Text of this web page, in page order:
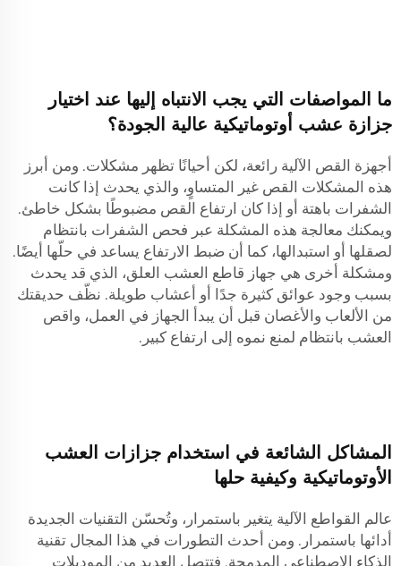
ما المواصفات التي يجب الانتباه إليها عند اختيار
جزازة عشب أوتوماتيكية عالية الجودة؟
أجهزة القص الآلية رائعة، لكن أحيانًا تظهر مشكلات. ومن أبرز
هذه المشكلات القص غير المتساوٍ، والذي يحدث إذا كانت
الشفرات باهتة أو إذا كان ارتفاع القص مضبوطًا بشكل خاطئ.
ويمكنك معالجة هذه المشكلة عبر فحص الشفرات بانتظام
لصقلها أو استبدالها، كما أن ضبط الارتفاع يساعد في حلّها أيضًا.
ومشكلة أخرى هي جهاز قاطع العشب العلق، الذي قد يحدث
بسبب وجود عوائق كثيرة جدًا أو أعشاب طويلة. نظّف حديقتك
من الألعاب والأغصان قبل أن يبدأ الجهاز في العمل، واقص
العشب بانتظام لمنع نموه إلى ارتفاع كبير.
المشاكل الشائعة في استخدام جزازات العشب
الأوتوماتيكية وكيفية حلها
عالم القواطع الآلية يتغير باستمرار، وتُحسّن التقنيات الجديدة
أدائها باستمرار. ومن أحدث التطورات في هذا المجال تقنية
الذكاء الاصطناعي المدمجة. فتتصل العديد من الموديلات